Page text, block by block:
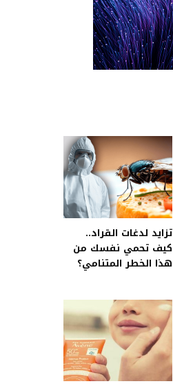
تزايد لدغات القراد..
كيف تحمي نفسك من
هذا الخطر المتنامي؟